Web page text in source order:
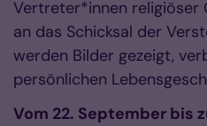
Vertreter*innen religiöser
an das Schicksal der
werden Bilder gezeigt,
persönlichen
Vom 22. September bis